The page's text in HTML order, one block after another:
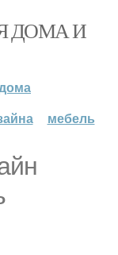
ДОМА И
мебель